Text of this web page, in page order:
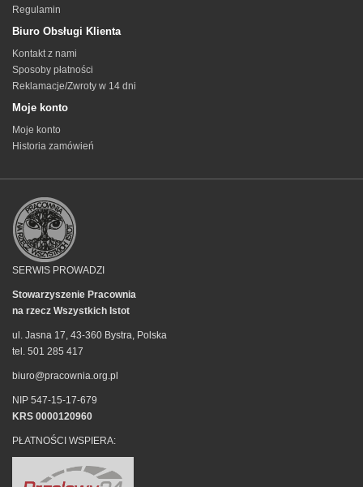
Regulamin
Biuro Obsługi Klienta
Kontakt z nami
Sposoby płatności
Reklamacje/Zwroty w 14 dni
Moje konto
Moje konto
Historia zamówień
SERWIS PROWADZI
Stowarzyszenie Pracownia
na rzecz Wszystkich Istot
ul. Jasna 17, 43-360 Bystra, Polska
tel. 501 285 417
biuro@pracownia.org.pl
NIP 547-15-17-679
KRS 0000120960
PŁATNOŚCI WSPIERA: